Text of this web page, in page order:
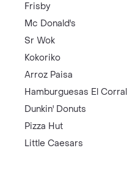
Frisby
Mc Donald's
Sr Wok
Kokoriko
Arroz Paisa
Hamburguesas El Corral
Dunkin' Donuts
Pizza Hut
Little Caesars